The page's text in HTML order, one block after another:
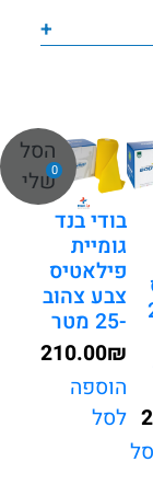
0
הסל
שלי
+
בודי בנד
גומיית
פילאטיס
צבע צהוב
-25 מטר
₪
210.00
הוספה
לסל